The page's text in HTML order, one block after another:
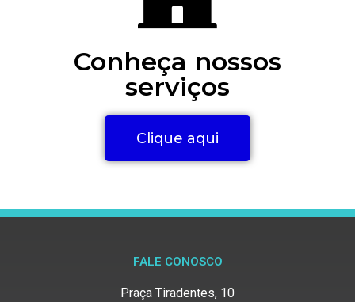
Conheça nossos
serviços
Clique aqui
FALE CONOSCO
Praça Tiradentes, 10